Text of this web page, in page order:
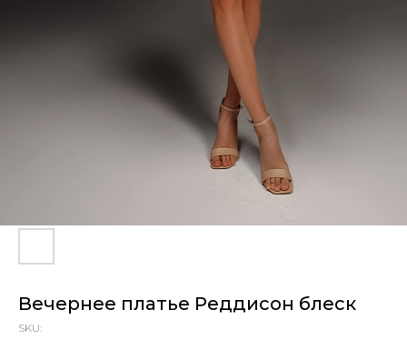
Вечернее платье Реддисон блеск
SKU: